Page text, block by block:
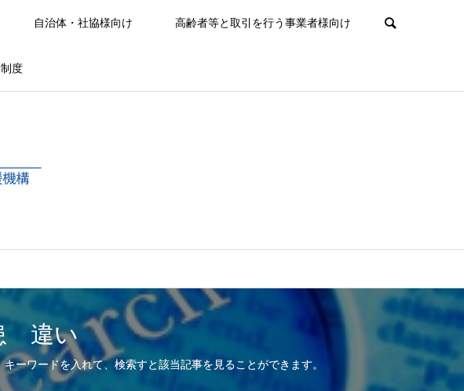
自治体・社協様向け 高齢者等と取引を行う事業者様向け
度
違い
ーワードを入れて、検索すと該当記事を見ることができます。